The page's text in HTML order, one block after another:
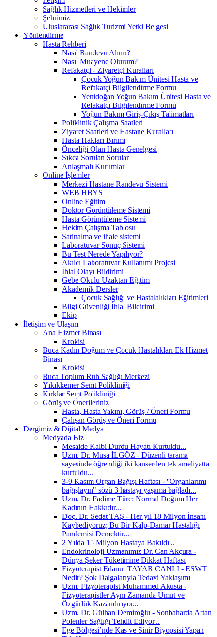
Sağlık Hizmetleri ve Hekimler
Şehrimiz
Uluslararası Sağlık Turizmi Yetki Belgesi
Yönlendirme
Hasta Rehberi
Nasıl Randevu Alınır?
Nasıl Muayene Olurum?
Refakatçi - Ziyaretçi Kuralları
Çocuk Yoğun Bakım Ünitesi Hasta ve
Refakatçi Bilgilendirme Formu
Yenidoğan Yoğun Bakım Ünitesi Hasta ve
Refakatçi Bilgilendirme Formu
Yoğun Bakım Giriş-Çıkış Talimatları
Poliklinik Çalışma Saatleri
Ziyaret Saatleri ve Hastane Kuralları
Hasta Hakları Birimi
Önceliği Olan Hasta Genelgesi
Sıkca Sorulan Sorular
Anlaşmalı Kurumlar
Online İşlemler
Merkezi Hastane Randevu Sistemi
WEB HBYS
Online Eğitim
Doktor Görüntüleme Sistemi
Hasta Görüntüleme Sistemi
Hekim Çalışma Tablosu
Satinalma ve ihale sistemi
Laboratuvar Sonuç Sistemi
Bu Test Nerede Yapılıyor?
Akılcı Laboratuvar Kullanımı Projesi
İhlal Olayı Bildirimi
Gebe Okulu Uzaktan Eğitim
Akademik Dersler
Çocuk Sağlığı ve Hastalalıkları Eğitimleri
Bilgi Güvenliği İhlal Bildirimi
Ekip
İletişim ve Ulaşım
Ana Hizmet Binası
Krokisi
Buca Kadın Doğum ve Çocuk Hastalıkları Ek Hizmet
Binası
Krokisi
Buca Toplum Ruh Sağlığı Merkezi
Yıkıkkemer Semt Polikliniği
Kırklar Semt Polikliniği
Görüş ve Önerileriniz
Hasta, Hasta Yakını, Görüş / Öneri Formu
Çalışan Görüş ve Öneri Formu
Dergimiz & Dijital Medya
Medyada Biz
Mesaide Kalbi Durdu Hayatı Kurtuldu...
Uzm. Dr. Musa İLGÖZ - Düzenli tarama
sayesinde öğrendiği iki kanserden tek ameliyatta
kurtuldu...
3-9 Kasım Organ Bağışı Haftası - ''Organlarımı
bağışlayın" sözü 3 hastayı yaşama bağladı...
Uzm. Dr. Fadime Türe: Normal Doğum Her
Kadının Hakkıdır...
Doç. Dr. Sedat TAŞ - Her yıl 18 Milyon İnsanı
Kaybediyoruz; Bu Bir Kalp-Damar Hastalığı
Pandemisi Demektir...
2 Yılda 15 Milyon Hastaya Bakıldı...
Endokrinoloji Uzmanımız Dr. Can Akçura -
Dünya Şeker Tüketimine Dikkat Haftası
Fizyoterapist Edanur TAYAR CANLI - ESWT
Nedir? Şok Dalgalarıyla Tedavi Yaklaşımı
Uzm. Fizyoterapist Muhammed Akusta -
Fizyoterapistler Aynı Zamanda Umut ve
Özgürlük Kazandırıyor...
Uzm. Dr. Gülhan Demiroğlu - Sonbaharda Artan
Polenler Sağlığı Tehdit Ediyor...
Ege Bölgesi’nde Kas ve Sinir Biyopsisi Yapan